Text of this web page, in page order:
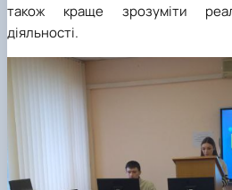
також краще зрозуміти
діяльності.